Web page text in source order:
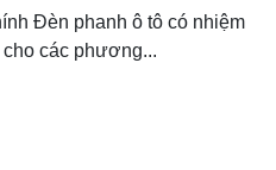
Đèn phanh ô tô có nhiệm
các phương...